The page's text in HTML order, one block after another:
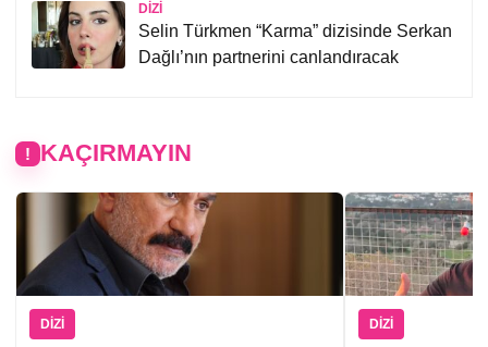
DIZI
Selin Türkmen “Karma” dizisinde Serkan
Dağlı’nın partnerini canlandıracak
KAÇIRMAYIN
DIZI DIZI